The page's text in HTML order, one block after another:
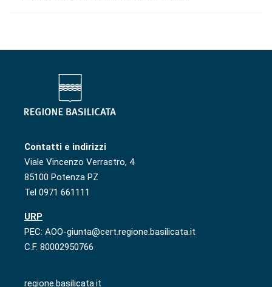
Contatti e indirizzi
Viale Vincenzo Verrastro, 4
85100 Potenza PZ
Tel 0971 661111
URP
PEC: AOO-giunta@cert.regione.basilicata.it
C.F. 80002950766
regione.basilicata.it